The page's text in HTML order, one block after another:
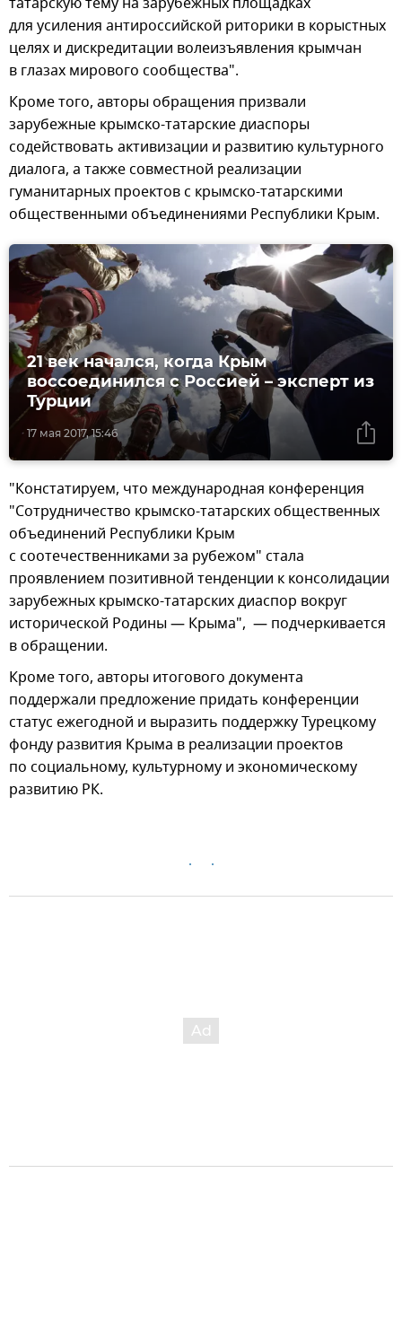
для усиления антироссийской риторики в корыстных
целях и дискредитации волеизъявления крымчан
в глазах мирового сообщества".
Кроме того, авторы обращения призвали
зарубежные крымско-татарские диаспоры
содействовать активизации и развитию культурного
диалога, а также совместной реализации
гуманитарных проектов с крымско-татарскими
общественными объединениями Республики Крым.
17 мая 2017, 15:46
21 век начался, когда Крым
воссоединился с Россией – эксперт из
Турции
"Констатируем, что международная конференция
"Сотрудничество крымско-татарских общественных
объединений Республики Крым
с соотечественниками за рубежом" стала
проявлением позитивной тенденции к консолидации
зарубежных крымско-татарских диаспор вокруг
исторической Родины — Крыма", — подчеркивается
в обращении.
Кроме того, авторы итогового документа
поддержали предложение придать конференции
статус ежегодной и выразить поддержку Турецкому
фонду развития Крыма в реализации проектов
по социальному, культурному и экономическому
развитию РК.